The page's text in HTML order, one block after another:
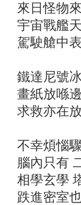
來日怪物
宇宙戰艦
駕駛艙中
鐵達尼號
畫紙放喺邊
求救亦在
不幸煩惱
腦內只有
相學玄學
跌進密室